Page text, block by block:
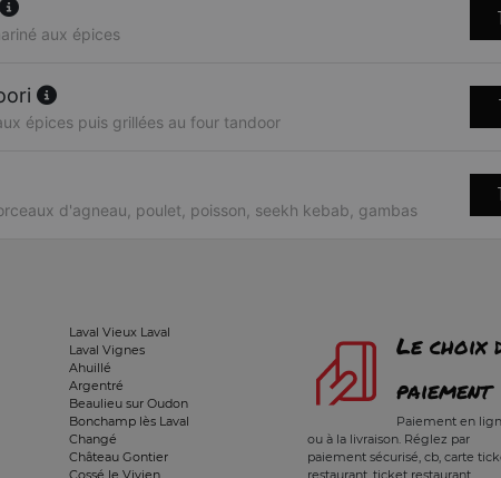
aux épices
épices puis grillées au four tandoor
d'agneau, poulet, poisson, seekh kebab, gambas
Laval Vieux Laval
Laval Vignes
Ahuillé
Argentré
Beaulieu sur Oudon
Bonchamp lès Laval
Changé
Château Gontier
Cossé le Vivien
Le choix
paiement
Paiement en
ou à la livraison. Réglez par
paiement sécurisé, cb, carte
restaurant, ticket restaurant,